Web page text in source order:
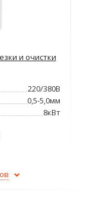
и очистки
220/380В
0,5-5,0мм
8кВт